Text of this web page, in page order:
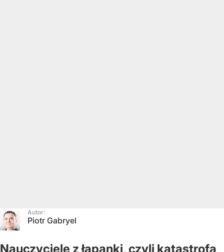
Autor:
Piotr Gabryel
Nauczyciele z łapanki, czyli katastrofa